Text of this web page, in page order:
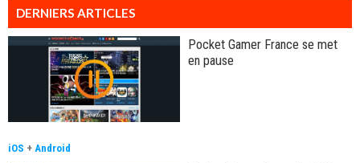
DERNIERS ARTICLES
Pocket Gamer France se met
en pause
iOS + Android